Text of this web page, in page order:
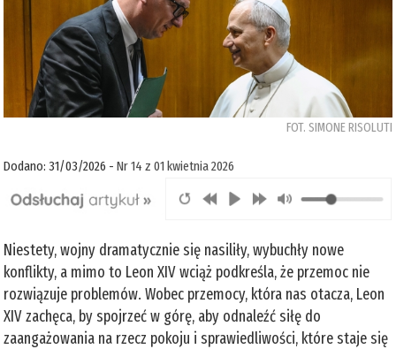
FOT. SIMONE RISOLUTI
Dodano: 31/03/2026 -Nr 14 z 01 kwietnia 2026
Niestety, wojny dramatycznie się nasiliły, wybuchły nowe
konflikty, a mimo to Leon XIV wciąż podkreśla, że przemoc nie
rozwiązuje problemów. Wobec przemocy, która nas otacza, Leon
XIV zachęca, by spojrzeć w górę, aby odnaleźć siłę do
zaangażowania na rzecz pokoju i sprawiedliwości, które staje się